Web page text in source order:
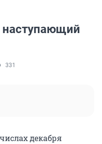
наступающий
331
декабря